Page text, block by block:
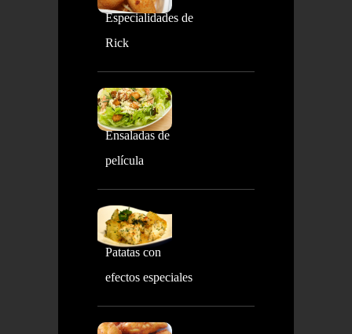
Especialidades de
Rick
Ensaladas de
película
Patatas con
efectos especiales